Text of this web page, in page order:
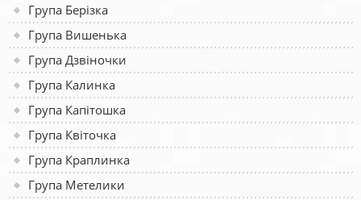
Група Берізка
Група Вишенька
Група Дзвіночки
Група Калинка
Група Капітошка
Група Квіточка
Група Краплинка
Група Метелики